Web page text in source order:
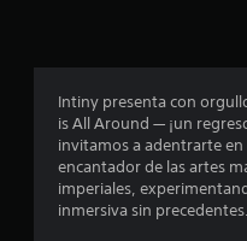
Intiny presenta con
is All Around — ¡un
invitamos a adentrarte
encantador de las artes
imperiales,
inmersiva sin precedentes.